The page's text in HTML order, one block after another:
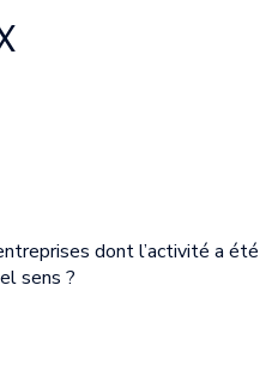
dont l’activité a été
sens ?